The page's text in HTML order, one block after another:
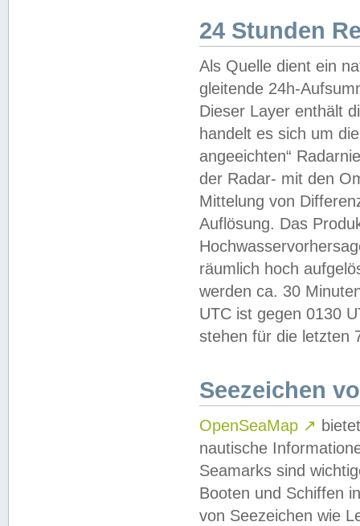
24 Stunden
Als Quelle dient ein
gleitende 24h-
Dieser Layer enthält
handelt es sich um
angeeichten“
der Radar- mit den
Mittelung von
Auflösung. Das
räumlich hoch
werden ca. 30
UTC ist gegen 0130
stehen für die letzten
Seezeichen
OpenSeaMap ↗
nautische
Seamarks sind
Booten und Schiffen
von Seezeichen wie